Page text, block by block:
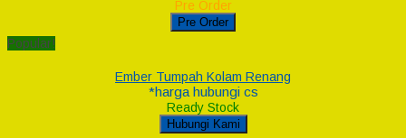
Pre Order
Pre Order
Popular!
Ember Tumpah Kolam Renang
*harga hubungi cs
Ready Stock
Hubungi Kami